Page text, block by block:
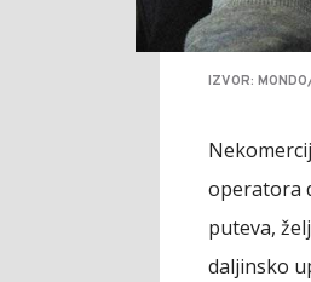
IZVOR:
operatora
puteva,
daljinsko